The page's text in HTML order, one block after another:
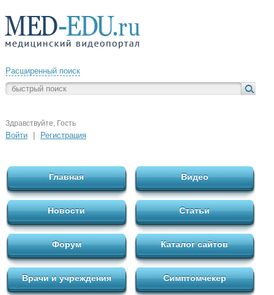
Расширенный поиск
Здравствуйте, Гость
Войти Регистрация
Главная Видео
Новости Статьи
Форум Каталог сайтов
Врачи и учреждения Симптомчекер